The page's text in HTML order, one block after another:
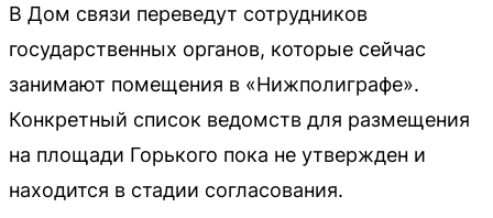
В Дом связи переведут сотрудников
государственных органов, которые сейчас
занимают помещения в «Нижполиграфе».
Конкретный список ведомств для размещения
на площади Горького пока не утвержден и
находится в стадии согласования.